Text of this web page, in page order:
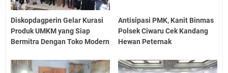
Diskopdagperin Gelar Kurasi
Produk UMKM yang Siap
Bermitra Dengan Toko Modern
Antisipasi PMK, Kanit Binmas
Polsek Ciwaru Cek Kandang
Hewan Peternak